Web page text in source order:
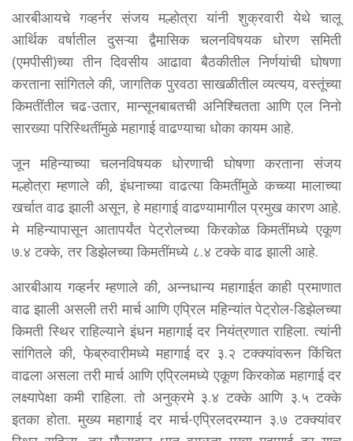
आरबीआयचे गव्हर्नर संजय मल्होत्रा यांनी शुक्रवारी येथे चालू
आर्थिक वर्षातील दुसऱ्या द्वैमासिक चलनविषयक धोरण समिती
(एमपीसी)च्या तीन दिवसीय आढावा बैठकीतील निर्णयांची घोषणा
करताना सांगितले की, जागतिक पुरवठा साखळीतील व्यत्यय, वस्तूंच्या
किमतींतील चढ-उतार, मान्सूनबाबतची अनिश्चितता आणि एल निनो
सारख्या परिस्थितींमुळे महागाई वाढण्याचा धोका कायम आहे.
जून महिन्याच्या चलनविषयक धोरणाची घोषणा करताना संजय
मल्होत्रा म्हणाले की, इंधनाच्या वाढत्या किमतींमुळे कच्च्या मालाच्या
खर्चात वाढ झाली असून, हे महागाई वाढण्यामागील प्रमुख कारण आहे.
मे महिन्यापासून आतापर्यंत पेट्रोलच्या किरकोळ किमतींमध्ये एकूण
७.४ टक्के, तर डिझेलच्या किमतींमध्ये ८.४ टक्के वाढ झाली आहे.
आरबीआय गव्हर्नर म्हणाले की, अन्नधान्य महागाईत काही प्रमाणात
वाढ झाली असली तरी मार्च आणि एप्रिल महिन्यांत पेट्रोल-डिझेलच्या
किमती स्थिर राहिल्याने इंधन महागाई दर नियंत्रणात राहिला. त्यांनी
सांगितले की, फेब्रुवारीमध्ये महागाई दर ३.२ टक्क्यांवरून किंचित
वाढला असला तरी मार्च आणि एप्रिलमध्ये एकूण किरकोळ महागाई दर
लक्ष्यापेक्षा कमी राहिला. तो अनुक्रमे ३.४ टक्के आणि ३.५ टक्के
इतका होता. मुख्य महागाई दर मार्च-एप्रिलदरम्यान ३.७ टक्क्यांवर